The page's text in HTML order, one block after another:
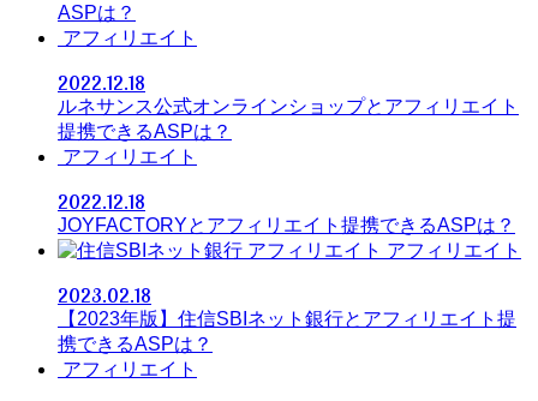
ASPは？
アフィリエイト
2022.12.18
ルネサンス公式オンラインショップとアフィリエイト
提携できるASPは？
アフィリエイト
2022.12.18
JOYFACTORYとアフィリエイト提携できるASPは？
アフィリエイト
2023.02.18
【2023年版】住信SBIネット銀行とアフィリエイト提
携できるASPは？
アフィリエイト